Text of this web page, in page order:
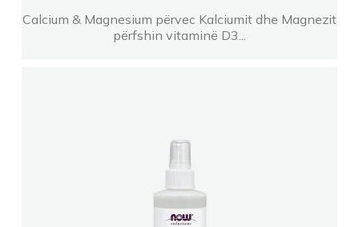
Calcium & Magnesium përvec Kalciumit dhe Magnezit
përfshin vitaminë D3...